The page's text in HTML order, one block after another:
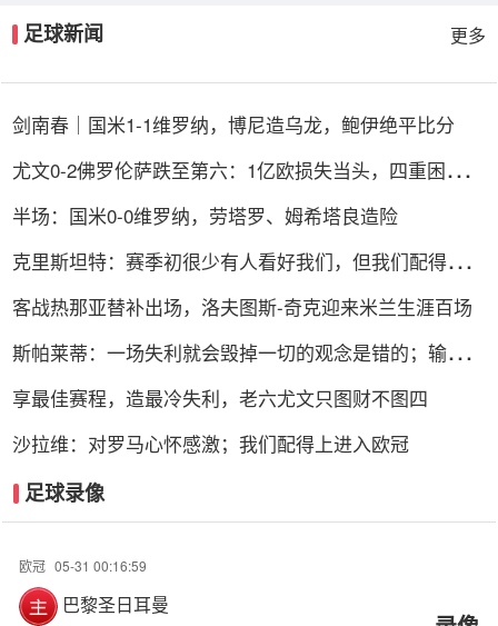
足球新闻 更多
剑南春｜国米1-1维罗纳，博尼造乌龙，鲍伊绝平比分
尤文0-2佛罗伦萨跌至第六：1亿欧损失当头，四重困局谁
半场：国米0-0维罗纳，劳塔罗、姆希塔良造险
克里斯坦特：赛季初很少有人看好我们，但我们配得上进
客战热那亚替补出场，洛夫图斯-奇克迎来米兰生涯百场
斯帕莱蒂：一场失利就会毁掉一切的观念是错的；输球责
享最佳赛程，造最冷失利，老六尤文只图财不图四
沙拉维：对罗马心怀感激；我们配得上进入欧冠
足球录像
欧冠 05-31 00:16:59
巴黎圣日耳曼